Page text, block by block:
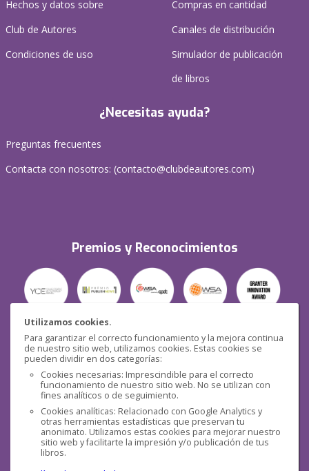
Utilizamos cookies.
Para garantizar el correcto funcionamiento y la mejora continua
de nuestro sitio web, utilizamos cookies. Estas cookies se
pueden dividir en dos categorías:
Cookies necesarias: Imprescindible para el correcto
funcionamiento de nuestro sitio web. No se utilizan con
fines analíticos o de seguimiento.
Cookies analíticas: Relacionado con Google Analytics y
otras herramientas estadísticas que preservan tu
anonimato. Utilizamos estas cookies para mejorar nuestro
sitio web y facilitarte la impresión y/o publicación de tus
libros.
Hechos y datos sobre
Club de Autores
Condiciones de uso
Compras en cantidad
Canales de distribución
Simulador de publicación
de libros
¿Necesitas ayuda?
Preguntas frecuentes
Contacta con nosotros: (contacto@clubdeautores.com)
Premios y Reconocimientos
Seguridad
Redes sociales